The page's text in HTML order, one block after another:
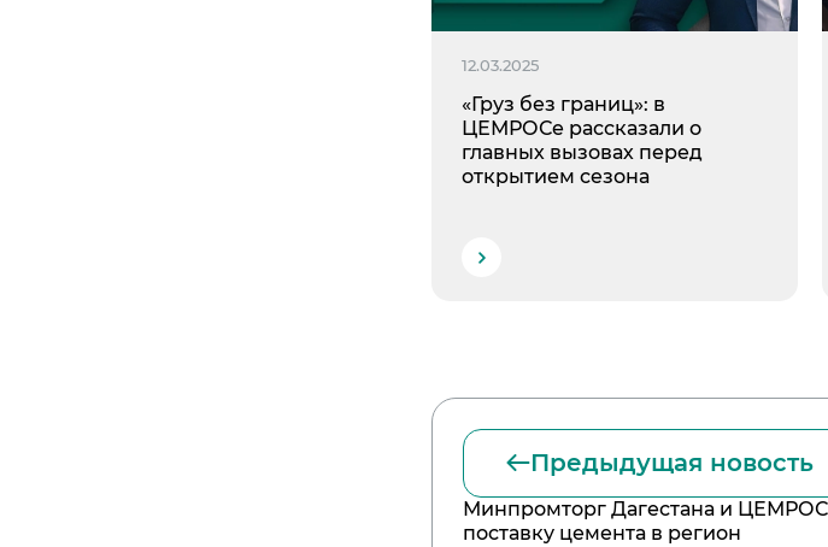
12.03.2025
«Груз без границ»: в
ЦЕМРОСе рассказали о
главных вызовах перед
открытием сезона
Предыдущая новость
Минпромторг Дагестана и
поставку цемента в регион